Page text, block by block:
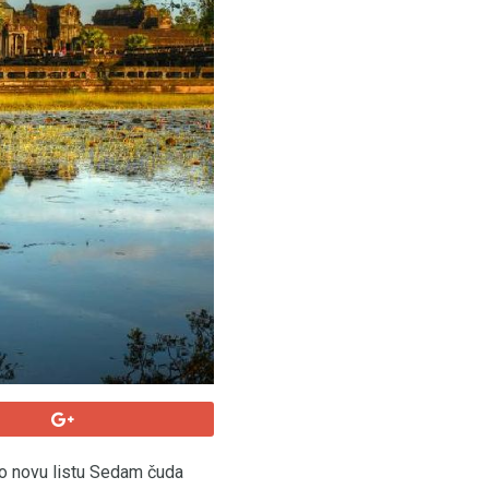
novu listu Sedam čuda